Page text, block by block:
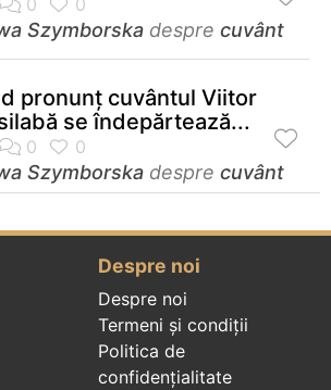
Szymborska despre cuvânt
pronunţ cuvântul Viitor
se îndepărtează...
Szymborska despre cuvânt
Despre noi
Despre noi
Termeni și condiții
Politica de
confidenţialitate